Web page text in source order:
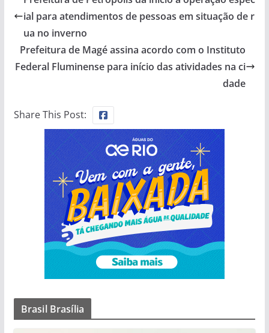
ial para atendimentos de pessoas em situação de r
ua no inverno
Prefeitura de Magé assina acordo com o Instituto
Federal Fluminense para início das atividades na ci
dade
Share This Post:
Brasil Brasília